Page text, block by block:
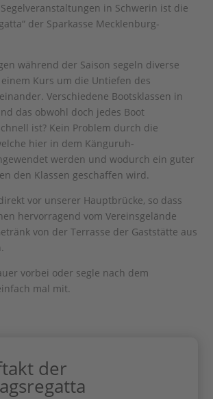
in Schwerin ist die
der Sparkasse Mecklenburg-
während der Saison segeln diverse
Kurs um die Untiefen des
Verschiedene Bootsklassen in
das obwohl doch jedes Boot
ist? Kein Problem durch die
hier in dem Känguruh-
werden und wodurch ein guter
den Klassen geschaffen wird.
vor unserer Hauptbrücke, so dass
hervorragend vom Vereinsgelände
von der Terrasse der Gaststätte aus
vorbei oder segle nach dem
mal mit.
der